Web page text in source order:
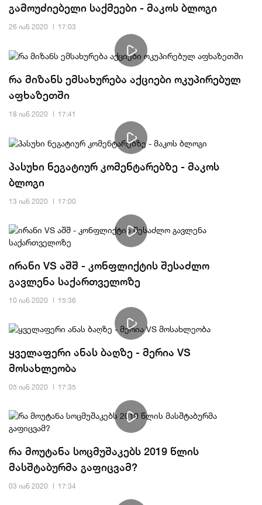
გამოუძიებელი საქმეები - მაკოს ბლოგი
26 იან 2020 17:03
რა მიზანს ემსახურება აქციები ოკუპირებულ
აფხაზეთში
18 იან 2020 17:41
პასუხი ნეგატიურ კომენტარებზე - მაკოს
ბლოგი
13 იან 2020 17:00
ირანი VS აშშ - კონფლიქტის შესაძლო
გავლენა საქართველოზე
10 იან 2020 15:36
ყველაფერი ანას ბაღზე - მერია VS
მოსახლეობა
05 იან 2020 17:35
რა მოუტანა სოცმუშაკებს 2019 წლის
მასშტაბურმა გაფიცვამ?
03 იან 2020 17:34